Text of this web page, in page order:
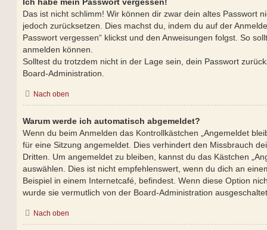
Das ist nicht schlimm! Wir können dir zwar dein altes Passwort
jedoch zurücksetzen. Dies machst du, indem du auf der
Passwort vergessen“ klickst und den Anweisungen folgst. So
anmelden können.
Solltest du trotzdem nicht in der Lage sein, dein Passwort
Board-Administration.
Nach oben
Warum werde ich automatisch abgemeldet?
Wenn du beim Anmelden das Kontrollkästchen „Angemeldet
für eine Sitzung angemeldet. Dies verhindert den Missbrauch
Dritten. Um angemeldet zu bleiben, kannst du das Kästchen
auswählen. Dies ist nicht empfehlenswert, wenn du dich an
Beispiel in einem Internetcafé, befindest. Wenn diese Option
wurde sie vermutlich von der Board-Administration
Nach oben